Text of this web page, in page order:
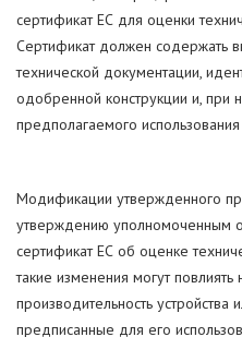
сертификат ЕС для оценки
Сертификат должен содержать
технической документации,
одобренной конструкции и, при
предполагаемого
Модификации утвержденного
утверждению уполномоченным
сертификат ЕС об оценке
такие изменения могут повлиять
производительность устройства
предписанные для его